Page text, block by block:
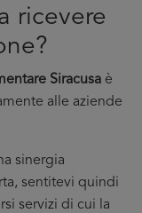
ricevere
Siracusa è
alle aziende
sinergia
sentitevi quindi
servizi di cui la